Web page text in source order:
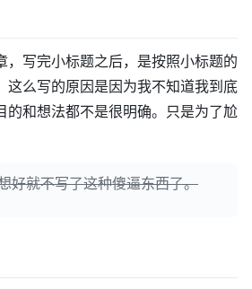
，写完小标题之后，是按照小标题的
这么写的原因是因为我不知道我到底
的和想法都不是很明确。只是为了尬
好就不写了这种傻逼东西了。